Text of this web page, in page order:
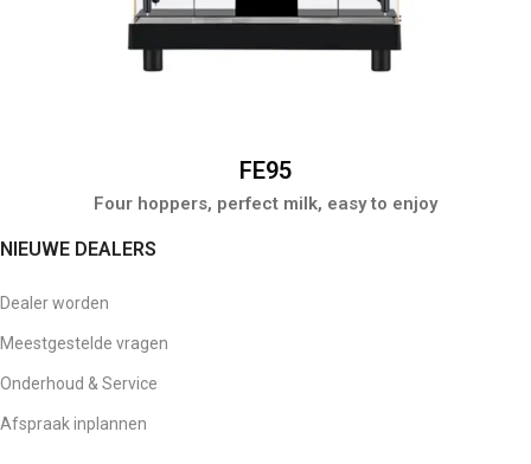
FE95
Four hoppers, perfect milk, easy to enjoy
NIEUWE DEALERS
Dealer worden
Meestgestelde vragen
Onderhoud & Service
Afspraak inplannen